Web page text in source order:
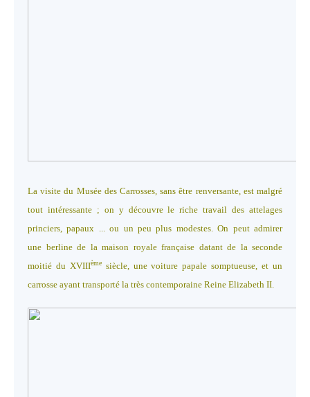
La visite du Musée des Carrosses, sans être renversante, est malgré
tout intéressante ; on y découvre le riche travail des attelages
princiers, papaux ... ou un peu plus modestes. On peut admirer
une berline de la maison royale française datant de la seconde
moitié du XVIIIèmesiècle, une voiture papale somptueuse, et un
carrosse ayant transporté la très contemporaine Reine Elizabeth II.